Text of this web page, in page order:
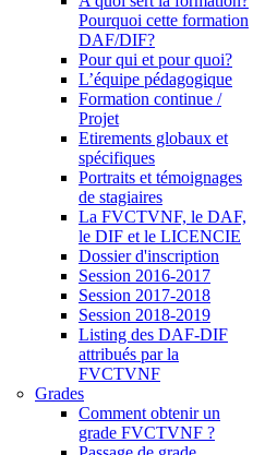
Pourquoi cette formation
DAF/DIF?
Pour qui et pour quoi?
L’équipe pédagogique
Formation continue /
Projet
Etirements globaux et
spécifiques
Portraits et témoignages
de stagiaires
La FVCTVNF, le DAF,
le DIF et le LICENCIE
Dossier d'inscription
Session 2016-2017
Session 2017-2018
Session 2018-2019
Listing des DAF-DIF
attribués par la
FVCTVNF
Grades
Comment obtenir un
grade FVCTVNF ?